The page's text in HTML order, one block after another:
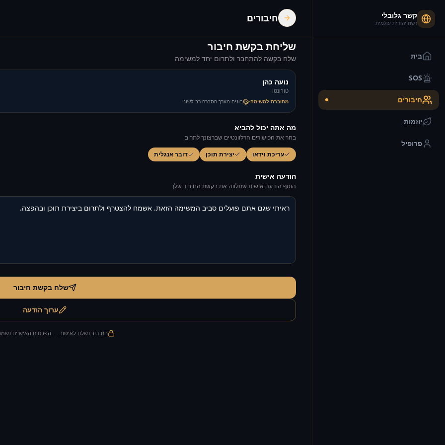
קשר גלובלי
רשת יהודית עולמית
בית
SOS
חיבורים
יוזמות
פרופיל
חיבורים
שליחת בקשת חיבור
שלח בקשה להתחבר ולתרום יחד למשימה
נועה כהן
טורונטו
מחוברת למשימה· בונים מערך הסברה רב־לשוני
מה אתה יכול להביא
בחר את הכישורים הרלוונטיים שברצונך לתרום
עריכת וידאו
יצירת תוכן דובר אנגלית
הודעה אישית
הוסף הודעה אישית שתלווה את בקשת החיבור שלך
שלח בקשת חיבור
ערוך הודעה
החיבור נשלח לאישור — הפרטים האישיים